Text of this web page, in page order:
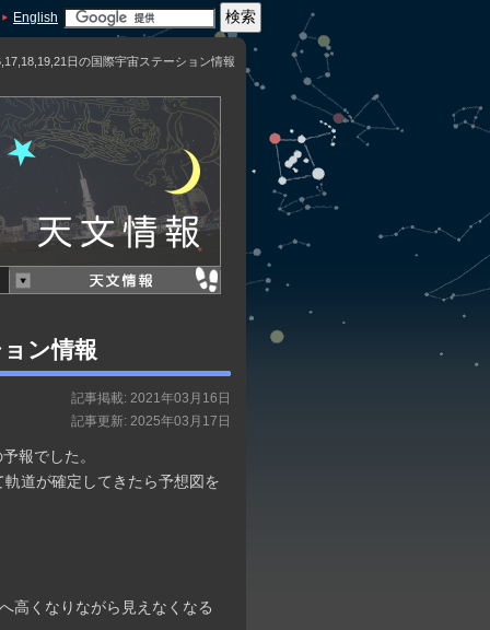
English
日の国際宇宙ステーション情報
ン情報
記事掲載: 2021年03月16日
記事更新: 2025年03月17日
報でした。
道が確定してきたら予想図を
くなりながら見えなくなる